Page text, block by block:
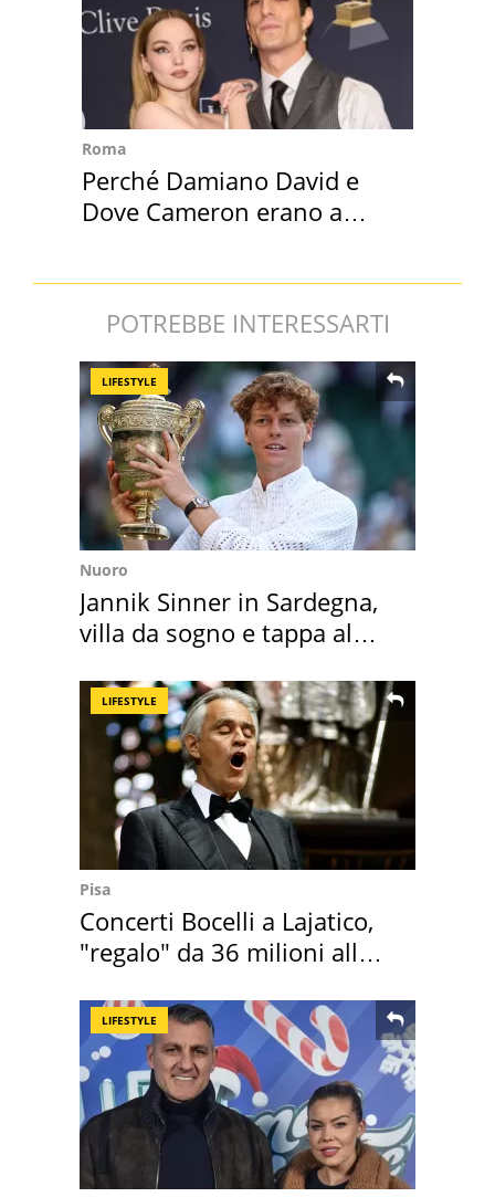
Roma
Perché Damiano David e
Dove Cameron erano a
POTREBBE INTERESSARTI
LIFESTYLE
Nuoro
Jannik Sinner in Sardegna,
villa da sogno e tappa al
LIFESTYLE
Pisa
Concerti Bocelli a Lajatico,
"regalo" da 36 milioni alla
LIFESTYLE